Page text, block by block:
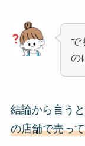
で
の
結論から言うと
の店舗で売っ